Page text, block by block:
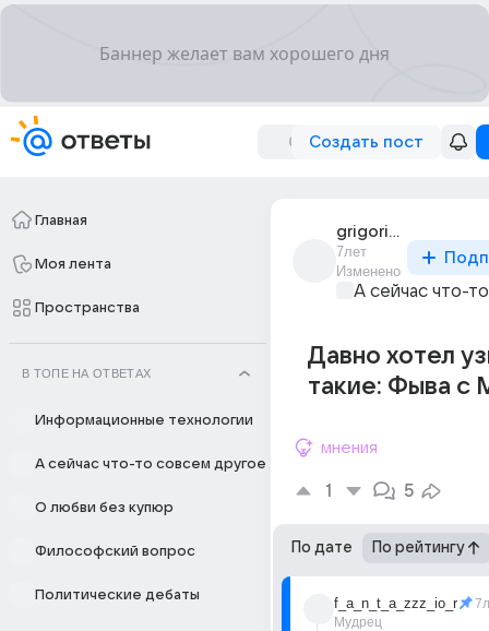
Создать пост
Главная
Моя лента
Пространства
В ТОПЕ НА ОТВЕТАХ
Информационные технологии
А сейчас что-то совсем другое
О любви без купюр
Философский вопрос
Политические дебаты
grigorii_mamin_3
7лет
Изменено
А сейчас что-
Давно хотел
такие: Фыва с
мнения
1 5
По дате По рейтингу
f_a_n_t_a_zzz_io_r
Мудрец